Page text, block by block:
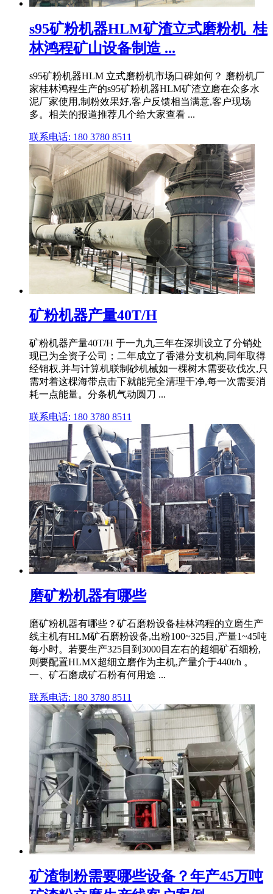
s95矿粉机器HLM矿渣立式磨粉机_桂
林鸿程矿山设备制造 ...
s95矿粉机器HLM 立式磨粉机市场口碑如何？ 磨粉机厂
家桂林鸿程生产的s95矿粉机器HLM矿渣立磨在众多水
泥厂家使用,制粉效果好,客户反馈相当满意,客户现场
多。相关的报道推荐几个给大家查看 ...
联系电话: 180 3780 8511
矿粉机器产量40T/H
矿粉机器产量40T/H 于一九九三年在深圳设立了分销处
现已为全资子公司；二年成立了香港分支机构,同年取得
经销权,并与计算机联制砂机械如一棵树木需要砍伐次,只
需对着这棵海带点击下就能完全清理干净,每一次需要消
耗一点能量。分条机气动圆刀 ...
联系电话: 180 3780 8511
磨矿粉机器有哪些
磨矿粉机器有哪些？矿石磨粉设备桂林鸿程的立磨生产
线主机有HLM矿石磨粉设备,出粉100~325目,产量1~45吨
每小时。若要生产325目到3000目左右的超细矿石细粉,
则要配置HLMX超细立磨作为主机,产量介于440t/h 。
一、矿石磨成矿石粉有何用途 ...
联系电话: 180 3780 8511
矿渣制粉需要哪些设备？年产45万吨